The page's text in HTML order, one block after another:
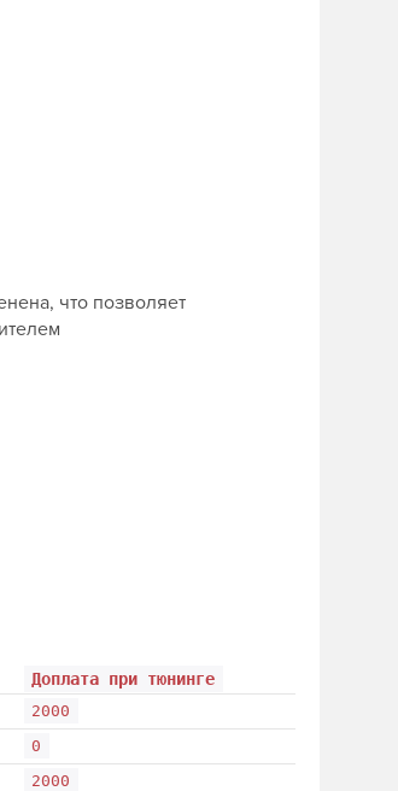
что позволяет
Доплата при тюнинге
2000
0
2000